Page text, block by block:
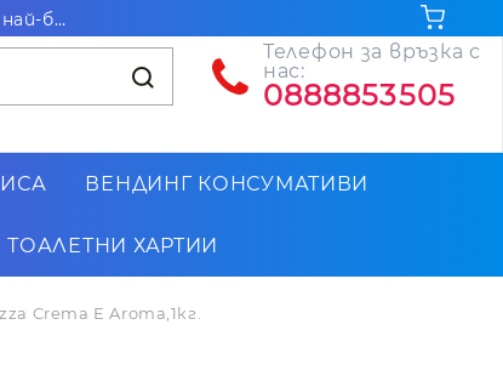
Безплатна доставка за поръчки на стойност над 102.26€ / 200лв. до най-близкия до Вас офис на Еконт
Телефон за връзка с
нас:
0888853505
ВЕНДИНГ КОНСУМАТИВИ
ХАРТИИ
Crema E Aroma,1кг.